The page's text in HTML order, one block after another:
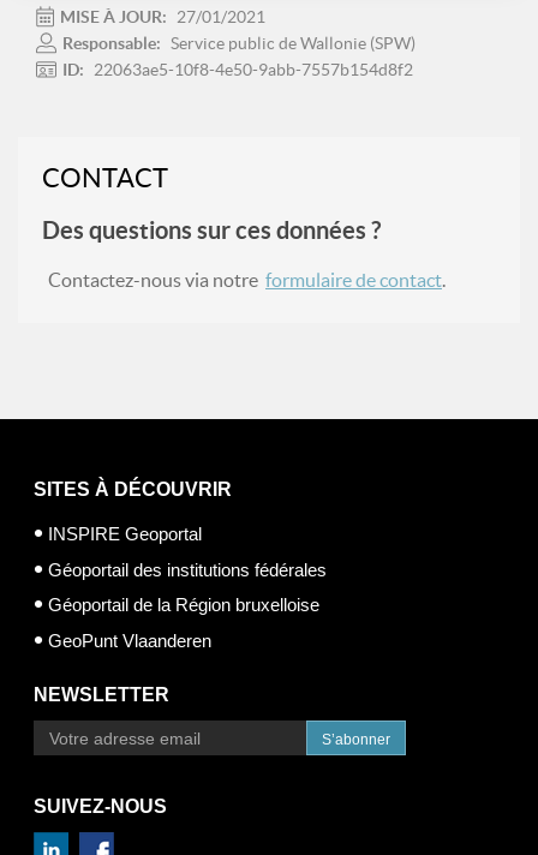
MISE À JOUR:
27/01/2021
Responsable: Service public de Wallonie (SPW)
ID:
22063ae5-10f8-4e50-9abb-7557b154d8f2
CONTACT
Des questions sur ces données ?
Contactez-nous via notre formulaire de contact.
SITES À DÉCOUVRIR
INSPIRE Geoportal
Géoportail des institutions fédérales
Géoportail de la Région bruxelloise
GeoPunt Vlaanderen
NEWSLETTER
S’abonner
SUIVEZ-NOUS